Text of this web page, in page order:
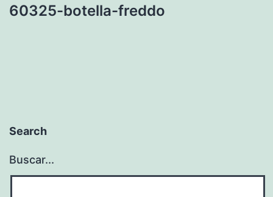
60325-botella-freddo
Search
Buscar...